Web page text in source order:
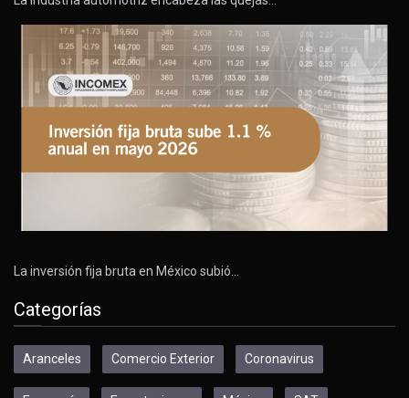
La inversión fija bruta en México subió…
Categorías
Aranceles Comercio Exterior Coronavirus